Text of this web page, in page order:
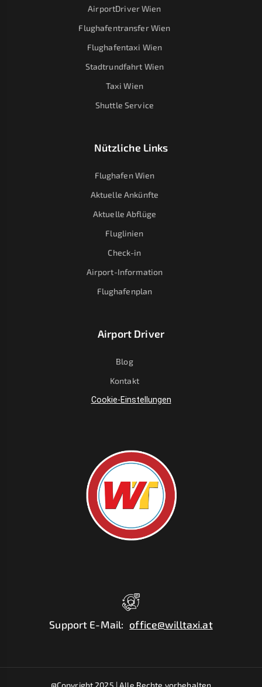
AirportDriver Wien
Flughafentransfer Wien
Flughafentaxi Wien
Stadtrundfahrt Wien
Taxi Wien
Shuttle Service
Nützliche Links
Flughafen Wien
Aktuelle Ankünfte
Aktuelle Abflüge
Fluglinien
Check-in
Airport-Information
Flughafenplan
Airport Driver
Blog
Kontakt
Cookie-Einstellungen
Support E-Mail: office@willtaxi.at